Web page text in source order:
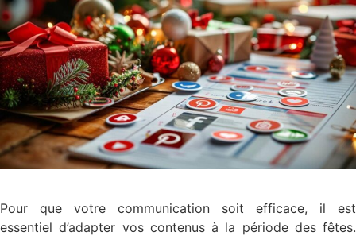
Pour que votre communication soit efficace, il est
essentiel d’adapter vos contenus à la période des fêtes.